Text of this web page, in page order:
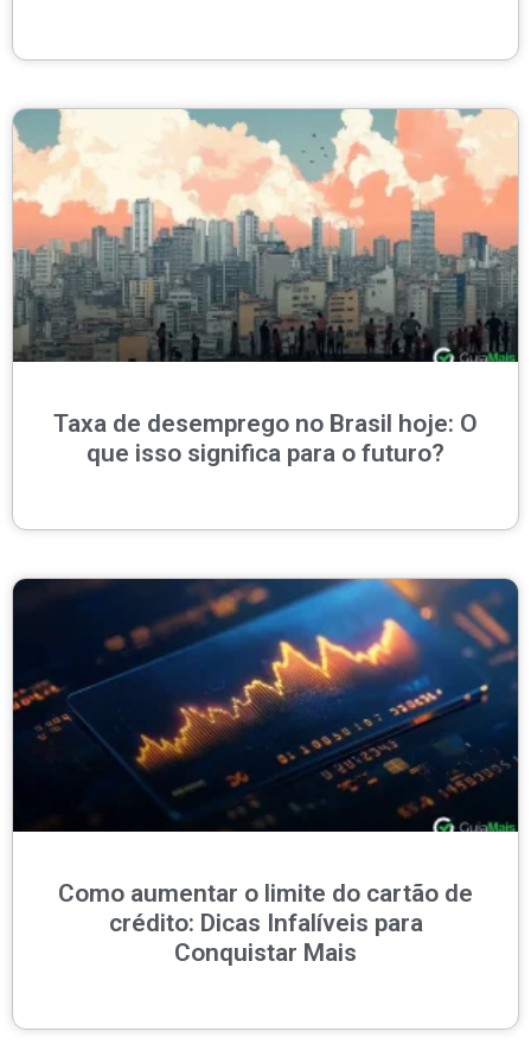
Taxa de desemprego no Brasil hoje: O
que isso significa para o futuro?
Como aumentar o limite do cartão de
crédito: Dicas Infalíveis para
Conquistar Mais